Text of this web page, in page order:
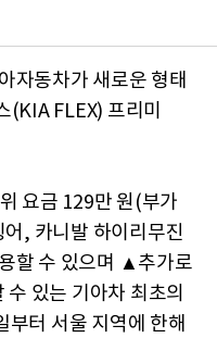
자동차가 새로운 형태
(KIA FLEX) 프리미
요금 129만 원(부가
, 카니발 하이리무진
할 수 있으며 ▲추가로
있는 기아차 최초의
터 서울 지역에 한해